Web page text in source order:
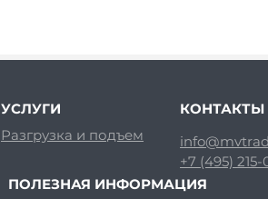
УСЛУГИ
Разгрузка и подъем
КОНТАКТЫ
+7 (495)
ПОЛЕЗНАЯ ИНФОРМАЦИЯ